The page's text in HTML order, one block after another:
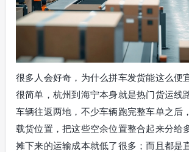
很多人会好奇，为什么拼车发货能这么便
很简单，杭州到海宁本身就是热门货运线
车辆往返两地，不少车辆跑完整车单之后
载货位置，把这些空余位置整合起来分给
摊下来的运输成本就低了很多；而且都是